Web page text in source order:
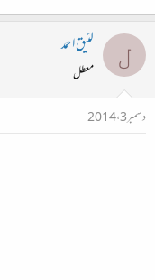
ل لئیق احمد
معطل
دسمبر 3، 2014